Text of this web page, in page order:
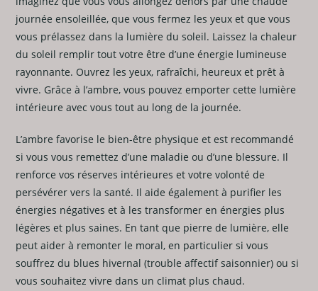
journée ensoleillée, que vous fermez les yeux et que vous
vous prélassez dans la lumière du soleil. Laissez la chaleur
du soleil remplir tout votre être d’une énergie lumineuse
rayonnante. Ouvrez les yeux, rafraîchi, heureux et prêt à
vivre. Grâce à l’ambre, vous pouvez emporter cette lumière
intérieure avec vous tout au long de la journée.
L’ambre favorise le bien-être physique et est recommandé
si vous vous remettez d’une maladie ou d’une blessure. Il
renforce vos réserves intérieures et votre volonté de
persévérer vers la santé. Il aide également à purifier les
énergies négatives et à les transformer en énergies plus
légères et plus saines. En tant que pierre de lumière, elle
peut aider à remonter le moral, en particulier si vous
souffrez du blues hivernal (trouble affectif saisonnier) ou si
vous souhaitez vivre dans un climat plus chaud.